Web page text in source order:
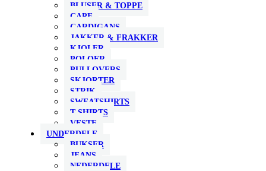
BLUSER & TOPPE
CAPE
CARDIGANS
JAKKER & FRAKKER
KJOLER
POLOER
PULLOVERS
SKJORTER
STRIK
SWEATSHIRTS
T-SHIRTS
VESTE
UNDERDELE
BUKSER
JEANS
NEDERDELE